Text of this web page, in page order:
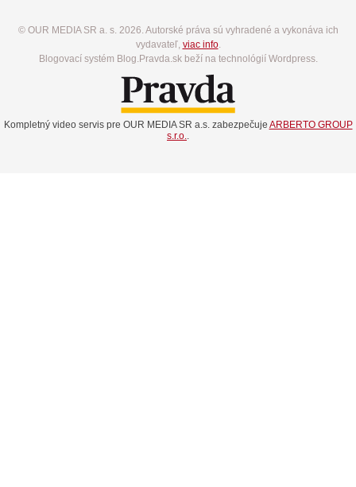
© OUR MEDIA SR a. s. 2026. Autorské práva sú vyhradené a vykonáva ich
vydavateľ, viac info.
Blogovací systém Blog.Pravda.sk beží na technológií Wordpress.
Kompletný video servis pre OUR MEDIA SR a.s. zabezpečuje ARBERTO GROUP
s.r.o.